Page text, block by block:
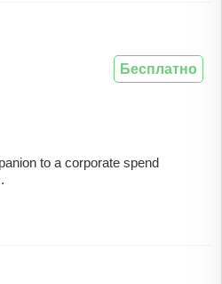
to a corporate spend
Бесплатно